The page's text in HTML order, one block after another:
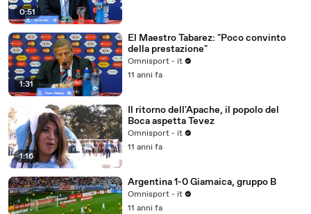
0:51
1:31
El Maestro Tabarez: "Poco convinto
della prestazione"
Omnisport - it
11 anni fa
1:16
Il ritorno dell'Apache, il popolo del
Boca aspetta Tevez
Omnisport - it
11 anni fa
Argentina 1-0 Giamaica, gruppo B
Omnisport - it
11 anni fa